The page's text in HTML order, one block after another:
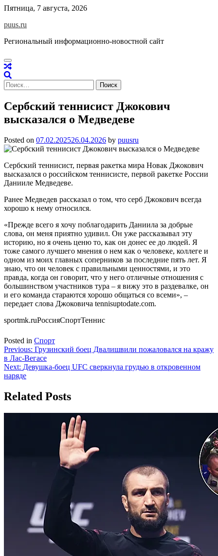
Skip
content
Пятница, 7 августа, 2026
puus.ru
Региональный информационно-новостной сайт
Найти:
Сербский теннисист Джокович
высказался о Медведеве
Posted on 07.02.202526.04.2026 by puusru
Сербский теннисист, первая ракетка мира Новак Джокович
высказался о российском теннисисте, первой ракетке России
Данииле Медведеве.
Ранее Медведев рассказал о том, что серб Джокович всегда
хорошо к нему относился.
«Прежде всего я хочу поблагодарить Даниила за добрые
слова, он меня приятно удивил. Он уже рассказывал эту
историю, но я очень ценю то, как он донес ее до людей. Я
тоже самого лучшего мнения о нем как о человеке, коллеге и
одном из моих главных соперников за последние пять лет. Я
знаю, что он человек с правильными ценностями, и это
правда, когда он говорит, что у него отличные отношения с
большинством участников тура – я вижу это в раздевалке, он
и его команда стараются хорошо общаться со всеми», –
передает слова Джоковича tennisuptodate.com.
sportmk.ruРоссияСпортТеннис
Posted in Спорт
Навигация
по
записям
Previous: Грузинский боец Двалишвили пожаловался на кражу
в Лас-Вегасе
Next: Девушка-боец UFC сверкнула грудью в откровенном
наряде
Related Posts